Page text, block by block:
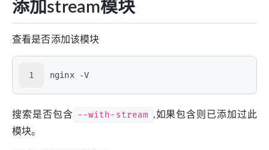
添加stream模块
查看是否添加该模块
1 nginx -V
搜索是否包含 --with-stream
,如果包含则已添加过此
模块。